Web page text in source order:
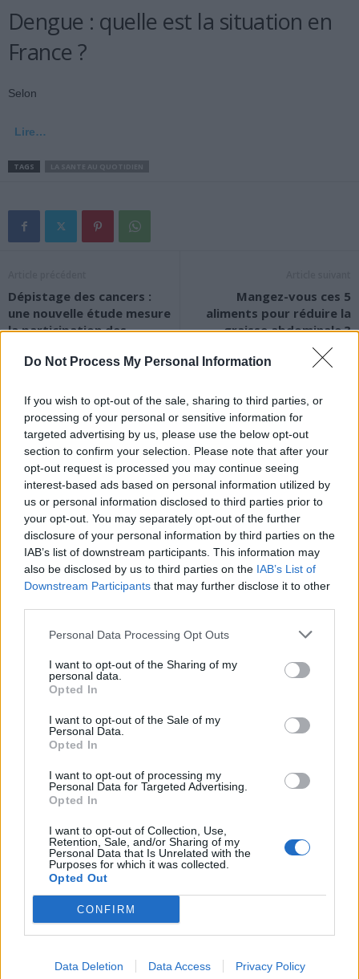
Do Not Process My Personal Information
If you wish to opt-out of the sale, sharing to third parties, or
processing of your personal or sensitive information for
targeted advertising by us, please use the below opt-out
section to confirm your selection. Please note that after your
opt-out request is processed you may continue seeing
interest-based ads based on personal information utilized by
us or personal information disclosed to third parties prior to
your opt-out. You may separately opt-out of the further
disclosure of your personal information by third parties on the
IAB’s list of downstream participants. This information may
also be disclosed by us to third parties on the IAB’s List of
Downstream Participants that may further disclose it to other
Personal Data Processing Opt Outs
I want to opt-out of the Sharing of my
personal data.
Opted In
I want to opt-out of the Sale of my
Personal Data.
Opted In
I want to opt-out of processing my
Personal Data for Targeted Advertising.
Opted In
I want to opt-out of Collection, Use,
Retention, Sale, and/or Sharing of my
Personal Data that Is Unrelated with the
Purposes for which it was collected.
Opted Out
CONFIRM
Data Deletion Data Access Privacy Policy
Dengue : quelle est la situation en
France ?
Selon
Lire…
TAGS
Dépistage des cancers :
une nouvelle étude mesure
la participation des
Mangez-vous ces 5
aliments pour réduire la
graisse abdominale ?
News Santé
https://news-sante.fr
ARTICLES CONNEXES PLUS DE L'AUTEUR
essentiels des
cardiologues pour
éviter le danger
Santé
attention à la pénurie de
révolutionnaire pour
combattre le cancer
Populaires
Ce cancer mortel explose chez les personnes nées après 1980 : le
Je suis cardiologue et voici le seul chocolat que je valide : c’est le
meilleur pour le cœur